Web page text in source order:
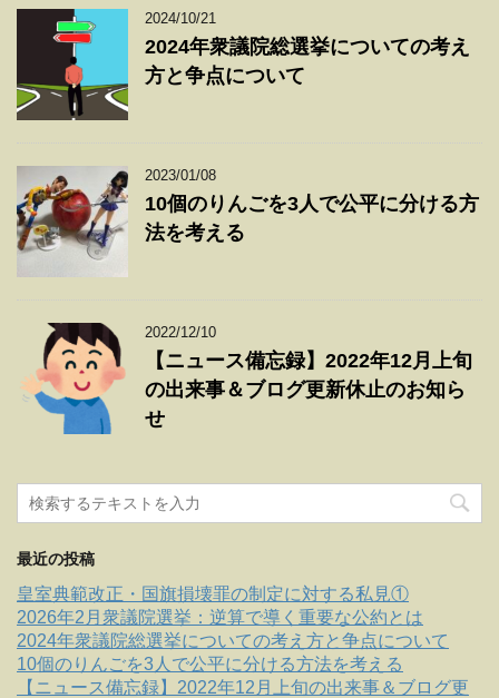
2024/10/21
2024年衆議院総選挙についての考え
方と争点について
2023/01/08
10個のりんごを3人で公平に分ける方
法を考える
2022/12/10
【ニュース備忘録】2022年12月上旬
の出来事＆ブログ更新休止のお知ら
せ
最近の投稿
皇室典範改正・国旗損壊罪の制定に対する私見①
2026年2月衆議院選挙：逆算で導く重要な公約とは
2024年衆議院総選挙についての考え方と争点について
10個のりんごを3人で公平に分ける方法を考える
【ニュース備忘録】2022年12月上旬の出来事＆ブログ更